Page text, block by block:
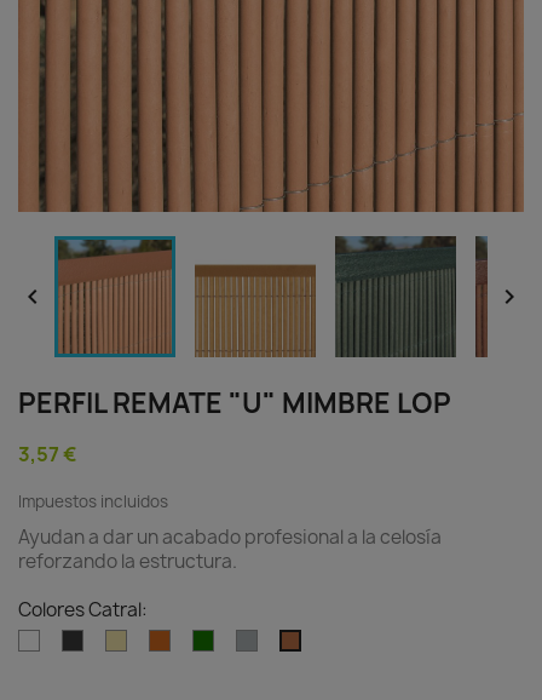
 
PERFIL REMATE "U" MIMBRE LOP
3,57 €
Impuestos incluidos
Ayudan a dar un acabado profesional a la celosía
reforzando la estructura.
Colores Catral: